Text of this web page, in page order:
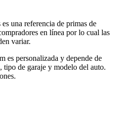
una referencia de primas de
en línea por lo cual las
variar.
es personalizada y depende de
tipo de garaje y modelo del auto.